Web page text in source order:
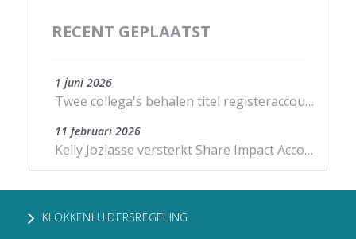
RECENT GEPLAATST
1 juni 2026
Twee collega's behalen titel registeraccountant
11 februari 2026
Kelly Joziasse versterkt Share Impact Accountants als director in Zeeland
KLOKKENLUIDERSREGELING